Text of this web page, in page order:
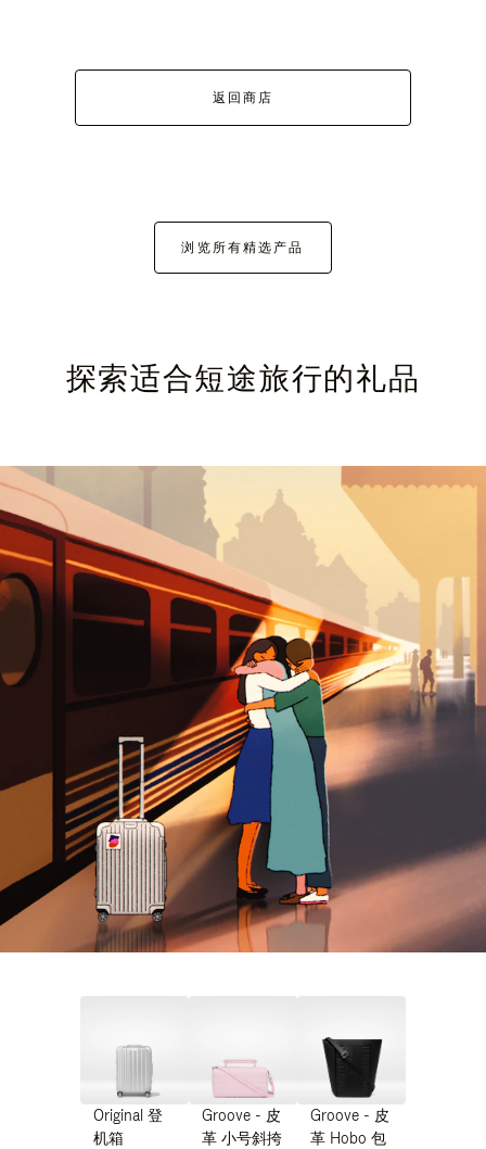
返回商店
浏览所有精选产品
探索适合短途旅行的礼品
Original 登
机箱
Groove - 皮
革 小号斜挎
Groove - 皮
革 Hobo 包